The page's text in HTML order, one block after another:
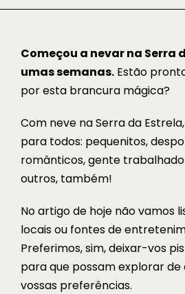
Começou a nevar na Serra
umas semanas. Estão
por esta brancura mágica?
Com neve na Serra da
para todos: pequenitos,
românticos, gente
outros, também!
No artigo de hoje não vamos
locais ou fontes de
Preferimos, sim, deixar-vos
para que possam explorar
vossas preferências.